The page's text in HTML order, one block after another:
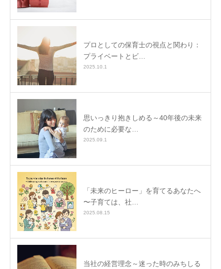
プロとしての保育士の視点と関わり：
プライベートとビ…
2025.10.1
思いっきり抱きしめる～40年後の未来
のために必要な…
2025.09.1
「未来のヒーロー」を育てるあなたへ
〜子育ては、社…
2025.08.15
当社の経営理念～迷った時のみちしる